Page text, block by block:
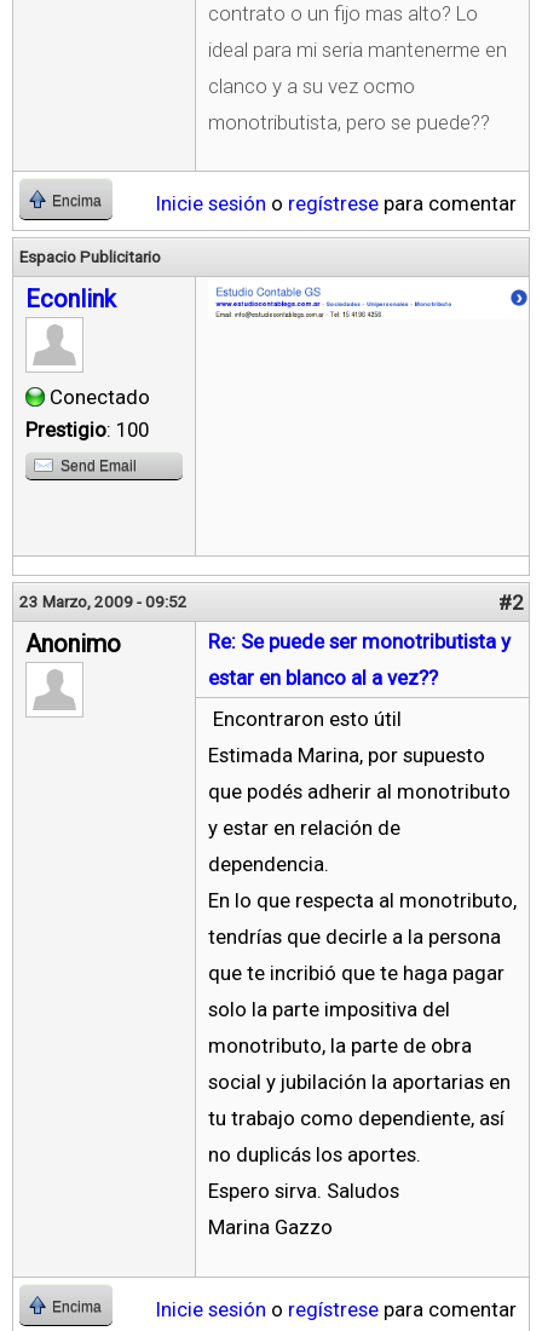
contrato o un fijo mas alto? Lo
ideal para mi seria mantenerme en
clanco y a su vez ocmo
monotributista, pero se puede??
Encima Inicie sesión o regístrese para comentar
Espacio Publicitario
Econlink
Conectado
Prestigio: 100
Send Email
23 Marzo, 2009 - 09:52 #2
Anonimo
Re: Se puede ser monotributista y
estar en blanco al a vez??
Encontraron esto útil
Estimada Marina, por supuesto
que podés adherir al monotributo
y estar en relación de
dependencia.
En lo que respecta al monotributo,
tendrías que decirle a la persona
que te incribió que te haga pagar
solo la parte impositiva del
monotributo, la parte de obra
social y jubilación la aportarias en
tu trabajo como dependiente, así
no duplicás los aportes.
Espero sirva. Saludos
Marina Gazzo
Encima Inicie sesión o regístrese para comentar